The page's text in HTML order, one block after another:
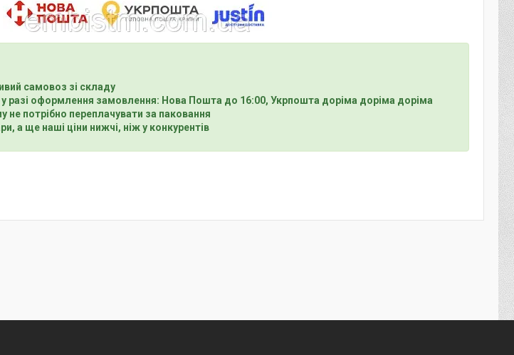
самовоз зі складу
разі оформлення замовлення: Нова Пошта до 16:00, Укрпошта доріма доріма доріма
не потрібно переплачувати за паковання
а ще наші ціни нижчі, ніж у конкурентів